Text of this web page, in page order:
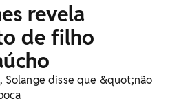
revela
de filho
Solange disse que &quot;não